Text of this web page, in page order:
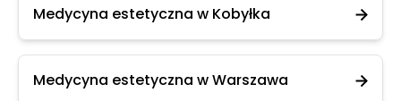
Medycyna estetyczna w Kobyłka
Medycyna estetyczna w Warszawa